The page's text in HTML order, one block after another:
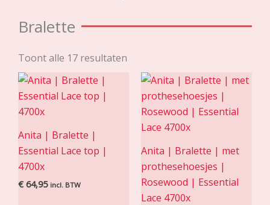
Bralette
Toont alle 17 resultaten
Anita | Bralette |
Essential Lace top |
4700x
€ 64,95 incl. BTW
Anita | Bralette | met
prothesehoesjes |
Rosewood | Essential
Lace 4700x